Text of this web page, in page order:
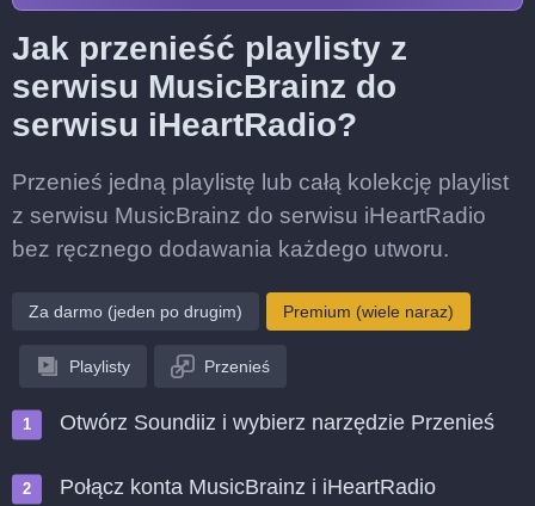
Jak przenieść playlisty z
serwisu MusicBrainz do
serwisu iHeartRadio?
Przenieś jedną playlistę lub całą kolekcję playlist
z serwisu MusicBrainz do serwisu iHeartRadio
bez ręcznego dodawania każdego utworu.
Za darmo (jeden po drugim) Premium (wiele naraz)
Playlisty Przenieś
Otwórz Soundiiz i wybierz narzędzie Przenieś
Połącz konta MusicBrainz i iHeartRadio